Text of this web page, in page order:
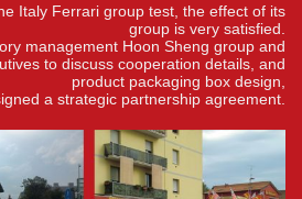
Italy Ferrari group test, the effect of its
group is very satisfied.
management Hoon Sheng group and
to discuss cooperation details, and
product packaging box design,
a strategic partnership agreement.